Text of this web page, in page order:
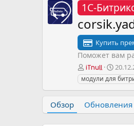
1С-
Купить
Поможет вам
А
в
т
р
iTnull
Д
а
т
с
о
модули для
Обзор Обновления